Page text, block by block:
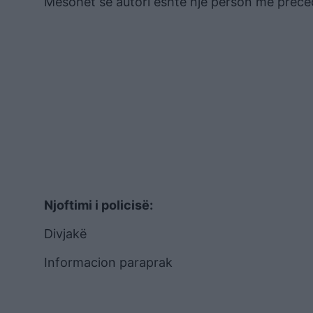
Njoftimi i policisë:
Divjakë
Informacion paraprak